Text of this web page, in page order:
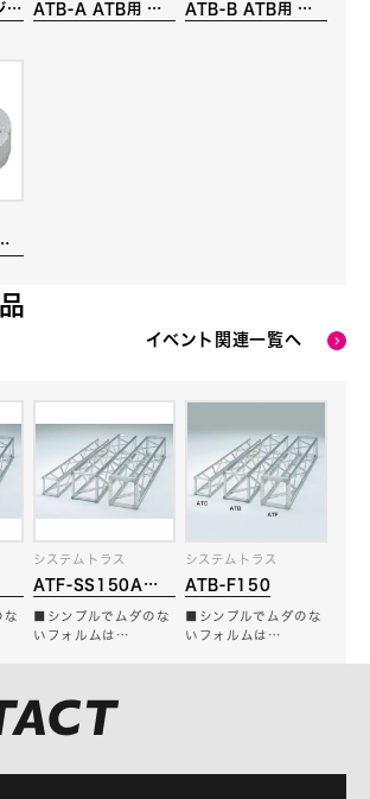
ョ
ATB-A ATB用 ア
ATB-B ATB用 ベ
イベント関連一覧へ
な
ATF-SS150A
フランジ側面穴あり
システムトラス
■シンプルでムダのな
いフォルムは…
ATB-F150
システムトラス
■シンプルでムダのな
いフォルムは…